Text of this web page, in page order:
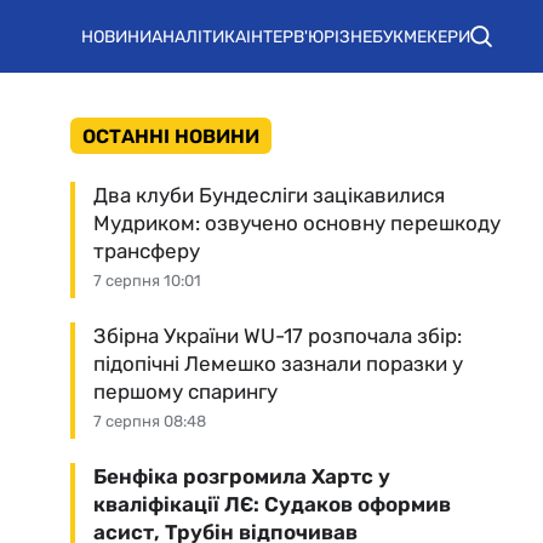
НОВИНИАНАЛІТИКАІНТЕРВ'ЮРІЗНЕБУКМЕКЕРИ
ОСТАННІ НОВИНИ
7 серпня 10:01
Два клуби Бундесліги зацікавилися
Мудриком: озвучено основну перешкоду
трансферу
7 серпня 08:48
Збірна України WU-17 розпочала збір:
підопічні Лемешко зазнали поразки у
першому спарингу
Бенфіка розгромила Хартс у
кваліфікації ЛЄ: Судаков оформив
асист, Трубін відпочивав